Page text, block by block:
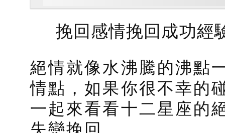
挽回感情挽回成功經
絕情就像水沸騰的沸點
情點，如果你很不幸的
一起來看看十二星座的
失戀挽回